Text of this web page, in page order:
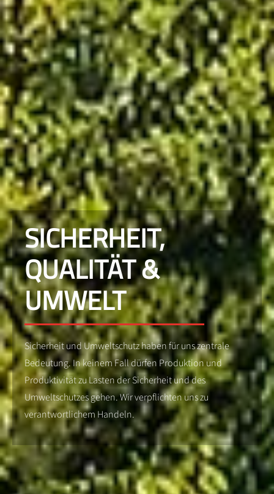
SICHERHEIT,
QUALITÄT &
UMWELT
Sicherheit und Umweltschutz haben für uns zentrale
Bedeutung. In keinem Fall dürfen Produktion und
Produktivität zu Lasten der Sicherheit und des
Umweltschutzes gehen. Wir verpflichten uns zu
verantwortlichem Handeln.